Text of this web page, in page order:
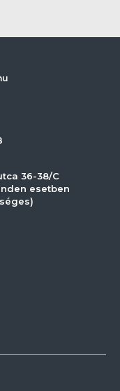
36-38/C
esetben